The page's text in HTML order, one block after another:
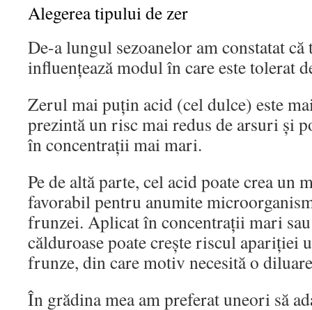
Alegerea tipului de zer
De-a lungul sezoanelor am constatat
influențează modul în care este tolerat
Zerul mai puțin acid (cel dulce) este
prezintă un risc mai redus de arsuri și
în concentrații mai mari.
Pe de altă parte, cel acid poate crea un
favorabil pentru anumite
frunzei. Aplicat în concentrații mari
călduroase poate crește riscul apariției
frunze, din care motiv necesită o
În grădina mea am preferat uneori să